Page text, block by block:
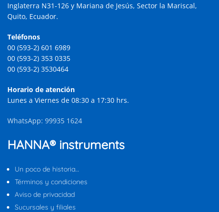
Inglaterra N31-126 y Mariana de Jesús, Sector la Mariscal,
Quito, Ecuador.
Teléfonos
00 (593-2) 601 6989
00 (593-2) 353 0335
00 (593-2) 3530464
Horario de atención
Lunes a Viernes de 08:30 a 17:30 hrs.
WhatsApp: 99935 1624
HANNA® instruments
Un poco de historia…
Términos y condiciones
Aviso de privacidad
Sucursales y filiales